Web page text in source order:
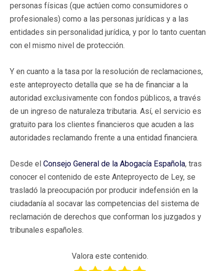
personas físicas (que actúen como consumidores o
profesionales) como a las personas jurídicas y a las
entidades sin personalidad jurídica, y por lo tanto cuentan
con el mismo nivel de protección.
Y en cuanto a la tasa por la resolución de reclamaciones,
este anteproyecto detalla que se ha de financiar a la
autoridad exclusivamente con fondos públicos, a través
de un ingreso de naturaleza tributaria. Así, el servicio es
gratuito para los clientes financieros que acuden a las
autoridades reclamando frente a una entidad financiera.
Desde el Consejo General de la Abogacía Española, tras
conocer el contenido de este Anteproyecto de Ley, se
trasladó la preocupación por producir indefensión en la
ciudadanía al socavar las competencias del sistema de
reclamación de derechos que conforman los juzgados y
tribunales españoles.
Valora este contenido.